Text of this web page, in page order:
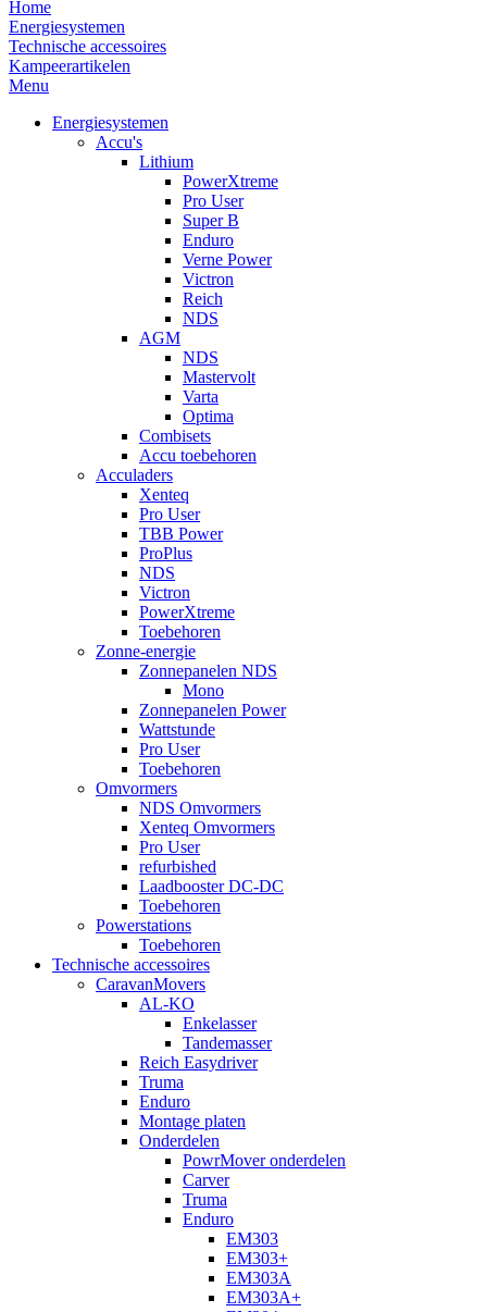
Home
Energiesystemen
Technische accessoires
Kampeerartikelen
Menu
Energiesystemen
Accu's
Lithium
PowerXtreme
Pro User
Super B
Enduro
Verne Power
Victron
Reich
NDS
AGM
NDS
Mastervolt
Varta
Optima
Combisets
Accu toebehoren
Acculaders
Xenteq
Pro User
TBB Power
ProPlus
NDS
Victron
PowerXtreme
Toebehoren
Zonne-energie
Zonnepanelen NDS
Mono
Zonnepanelen Power
Wattstunde
Pro User
Toebehoren
Omvormers
NDS Omvormers
Xenteq Omvormers
Pro User
refurbished
Laadbooster DC-DC
Toebehoren
Powerstations
Toebehoren
Technische accessoires
CaravanMovers
AL-KO
Enkelasser
Tandemasser
Reich Easydriver
Truma
Enduro
Montage platen
Onderdelen
PowrMover onderdelen
Carver
Truma
Enduro
EM303
EM303+
EM303A
EM303A+